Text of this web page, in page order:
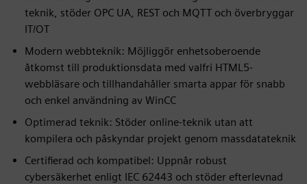
teknik, stöder OPC UA, REST och MQTT och överbryggar
IT/OT
Modern webbteknik: Möjliggör enhetsoberoende
åtkomst till produktionsdata med valfri HTML5-
webbläsare och tillhandahåller smarta appar för snabb
och enkel användning av WinCC
Optimerad teknik: Stöder online-teknik utan att
kompilera och påskyndar projekt genom massdatateknik
Certifierad och kompatibel: Uppnår robust
cybersäkerhet enligt IEC 62443 och stöder efterlevnad